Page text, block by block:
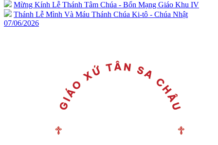
Mừng Kính Lễ Thánh Tâm Chúa - Bổn Mạng Giáo Khu IV
Thánh Lễ Mình Và Máu Thánh Chúa Ki-tô - Chúa Nhật
07/06/2026